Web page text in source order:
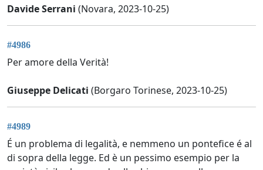
Davide Serrani (Novara, 2023-10-25)
#4986
Per amore della Verità!
Giuseppe Delicati (Borgaro Torinese, 2023-10-25)
#4989
É un problema di legalità, e nemmeno un pontefice é al
di sopra della legge. Ed è un pessimo esempio per la